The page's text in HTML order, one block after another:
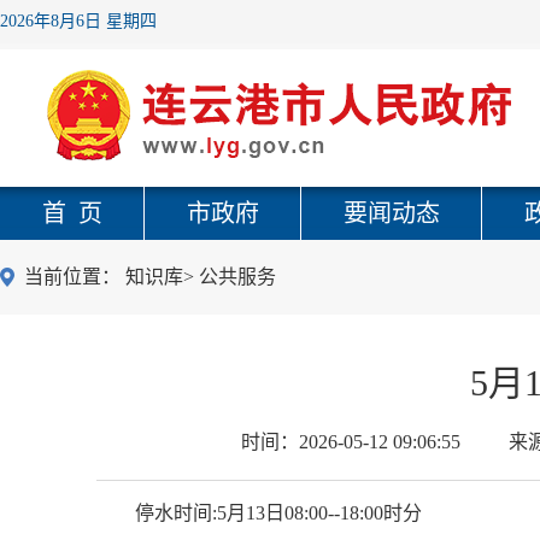
2026年8月6日 星期四
首 页 市政府 要闻动态
当前位置： 知识库> 公共服务
5月
时间： 2026-05-12 09:06:55 来
停水时间:5月13日08:00--18:00时分